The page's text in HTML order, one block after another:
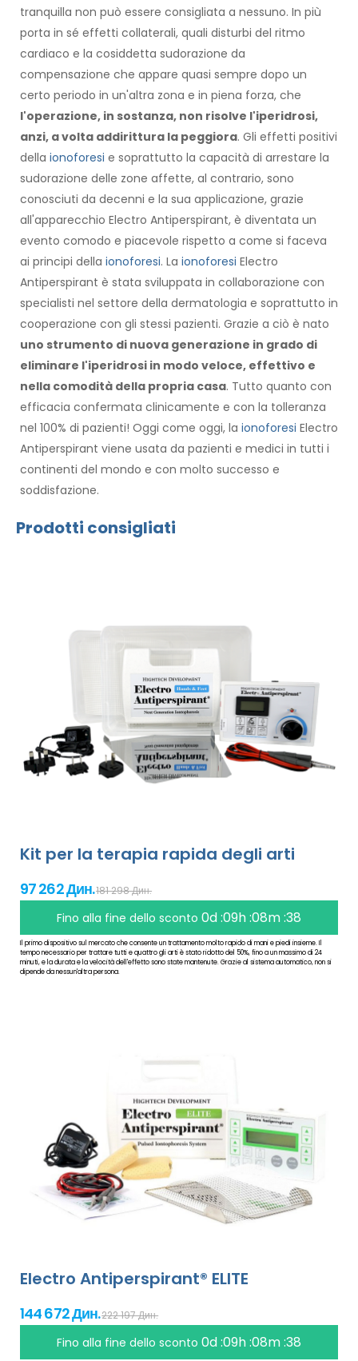
tranquilla non può essere consigliata a nessuno. In più
porta in sé effetti collaterali, quali disturbi del ritmo
cardiaco e la cosiddetta sudorazione da
compensazione che appare quasi sempre dopo un
certo periodo in un'altra zona e in piena forza, che
l'operazione, in sostanza, non risolve l'iperidrosi,
anzi, a volta addirittura la peggiora. Gli effetti positivi
della ionoforesi e soprattutto la capacità di arrestare la
sudorazione delle zone affette, al contrario, sono
conosciuti da decenni e la sua applicazione, grazie
all'apparecchio Electro Antiperspirant, è diventata un
evento comodo e piacevole rispetto a come si faceva
ai principi della ionoforesi. La ionoforesi Electro
Antiperspirant è stata sviluppata in collaborazione con
specialisti nel settore della dermatologia e soprattutto in
cooperazione con gli stessi pazienti. Grazie a ciò è nato
uno strumento di nuova generazione in grado di
eliminare l'iperidrosi in modo veloce, effettivo e
nella comodità della propria casa. Tutto quanto con
efficacia confermata clinicamente e con la tolleranza
nel 100% di pazienti! Oggi come oggi, la ionoforesi Electro
Antiperspirant viene usata da pazienti e medici in tutti i
continenti del mondo e con molto successo e
soddisfazione.
Prodotti consigliati
Kit per la terapia rapida degli arti
97 262 Дин.181 298 Дин.
Fino alla fine dello sconto 0d :09h :08m :38
Il primo dispositivo sul mercato che consente un trattamento molto rapido di mani e piedi insieme. Il
tempo necessario per trattare tutti e quattro gli arti è stato ridotto del 50%, fino a un massimo di 24
minuti, e la durata e la velocità dell'effetto sono state mantenute. Grazie al sistema automatico, non si
dipende da nessun'altra persona.
Electro Antiperspirant® ELITE
144 672 Дин.222 197 Дин.
Fino alla fine dello sconto 0d :09h :08m :38